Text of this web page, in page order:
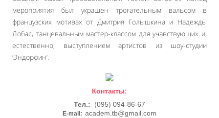
мероприятия был украшен трогательным вальсом в
французских мотивах от Дмитрия Голышкина и Надежды
Лобас, танцевальным мастер-классом для учавствующих и,
естественно, выступлением артистов из шоу-студии
‘Эндорфин’.
Контакты:
Тел.: (095) 094-86-67
E-mail: academ.tb@gmail.com